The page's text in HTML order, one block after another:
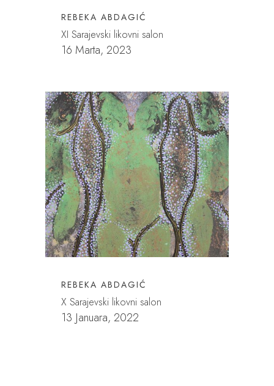
REBEKA ABDAGIĆ
XI Sarajevski likovni salon
16 Marta, 2023
REBEKA ABDAGIĆ
X Sarajevski likovni salon
13 Januara, 2022